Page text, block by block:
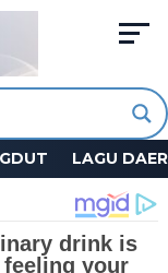
LAGU